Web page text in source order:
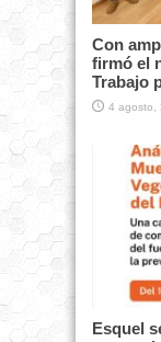
Con
firmó el
Trabajo
4 agosto,
Esquel